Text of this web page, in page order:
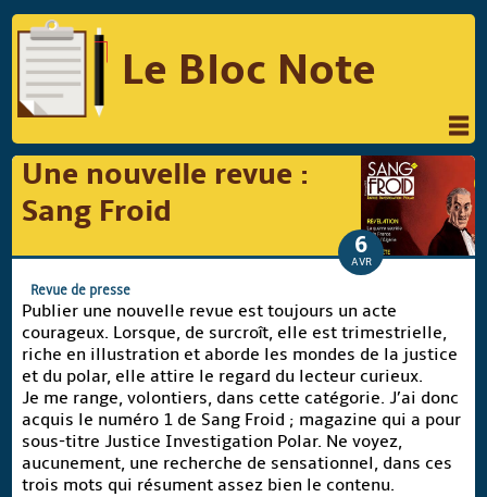
Le Bloc Note
INFORMATIQUE
MUSIQUE
PHOTOGRAPHIE
PODCAST
REVUES DE PRESSE
COMPARATIF DES HYBRIDES
COMPARATIF DES APPAREILS REFLEX
Suivre Le Bloc Note
Une nouvelle revue :
Sang Froid
6
AVR
Revue de presse
Publier une nouvelle revue est toujours un acte
courageux. Lorsque, de surcroît, elle est trimestrielle,
riche en illustration et aborde les mondes de la justice
et du polar, elle attire le regard du lecteur curieux.
Je me range, volontiers, dans cette catégorie. J’ai donc
acquis le numéro 1 de Sang Froid ; magazine qui a pour
sous-titre Justice Investigation Polar. Ne voyez,
aucunement, une recherche de sensationnel, dans ces
trois mots qui résument assez bien le contenu.